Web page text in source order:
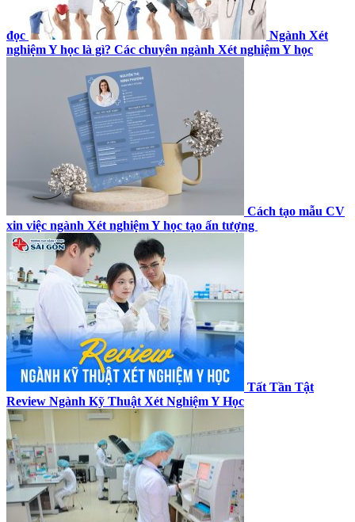
đọc
Ngành Xét
nghiệm Y học là gì? Các chuyên ngành Xét nghiệm Y học
Cách tạo mẫu CV
xin việc ngành Xét nghiệm Y học tạo ấn tượng
Tất Tần Tật
Review Ngành Kỹ Thuật Xét Nghiệm Y Học